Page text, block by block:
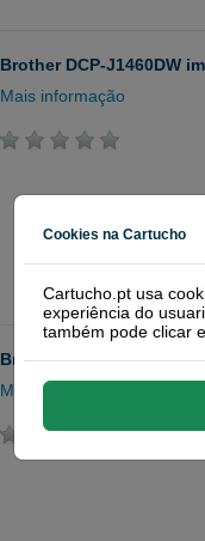
Brother DCP-J1460DW
Mais informação
Brother DCP-J1800DW
Mais informação
Cookies na Cartucho
Cartucho.pt usa
experiência do
também pode clicar